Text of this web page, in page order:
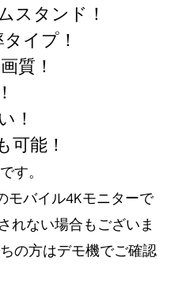
スタンド！
イプ！
質！
！
可能！
す。
モバイル4Kモニターで
れない場合もございま
の方はデモ機でご確認